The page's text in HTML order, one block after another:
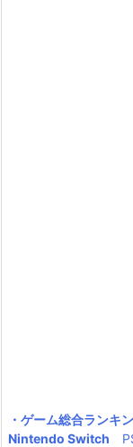
・ゲーム総合ランキ
Nintendo Switch